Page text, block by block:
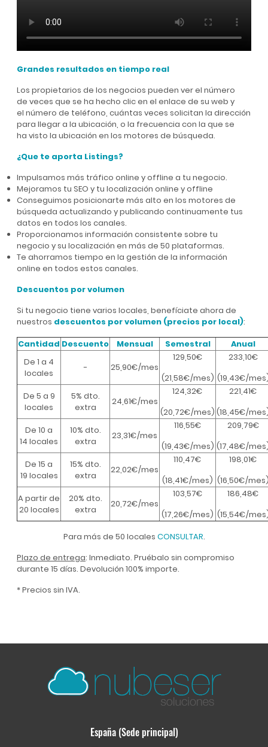
Grandes resultados en tiempo real
Los propietarios de los negocios pueden ver el número
de veces que se ha hecho clic en el enlace de su web y
el número de teléfono, cuántas veces solicitan la dirección
para llegar a la ubicación, o la frecuencia con la que se
ha visto la ubicación en los motores de búsqueda.
¿Que te aporta Listings?
Impulsamos más tráfico online y offline a tu negocio.
Mejoramos tu SEO y tu localización online y offline
Conseguimos posicionarte más alto en los motores de
búsqueda actualizando y publicando continuamente tus
datos en todos los canales.
Proporcionamos información consistente sobre tu
negocio y su localización en más de 50 plataformas.
Te ahorramos tiempo en la gestión de la información
online en todos estos canales.
Descuentos por volumen
Si tu negocio tiene varios locales, benefíciate ahora de
nuestros descuentos por volumen (precios por local):
Cantidad Descuento Mensual Semestral
Anual
De 1 a 4
locales
- 25,90€/mes
129,50€
(21,58€/mes)
233,10€
(19,43€/
De 5 a 9
locales
5% dto.
extra
24,61€/mes
124,32€
(20,72€/mes)
221,41€
(18,45€/
De 10 a
14 locales
10% dto.
extra
23,31€/mes
116,55€
(19,43€/mes)
209,79€
(17,48€/
De 15 a
19 locales
15% dto.
extra
22,02€/mes
110,47€
(18,41€/mes)
198,01€
(16,50€/
A partir de
20 locales
20% dto.
extra
20,72€/mes
103,57€
(17,26€/mes)
186,48€
(15,54€/
Para más de 50 locales CONSULTAR.
Plazo de entrega: Inmediato. Pruébalo sin compromiso
durante 15 días. Devolución 100% importe.
* Precios sin IVA.
España (Sede principal)